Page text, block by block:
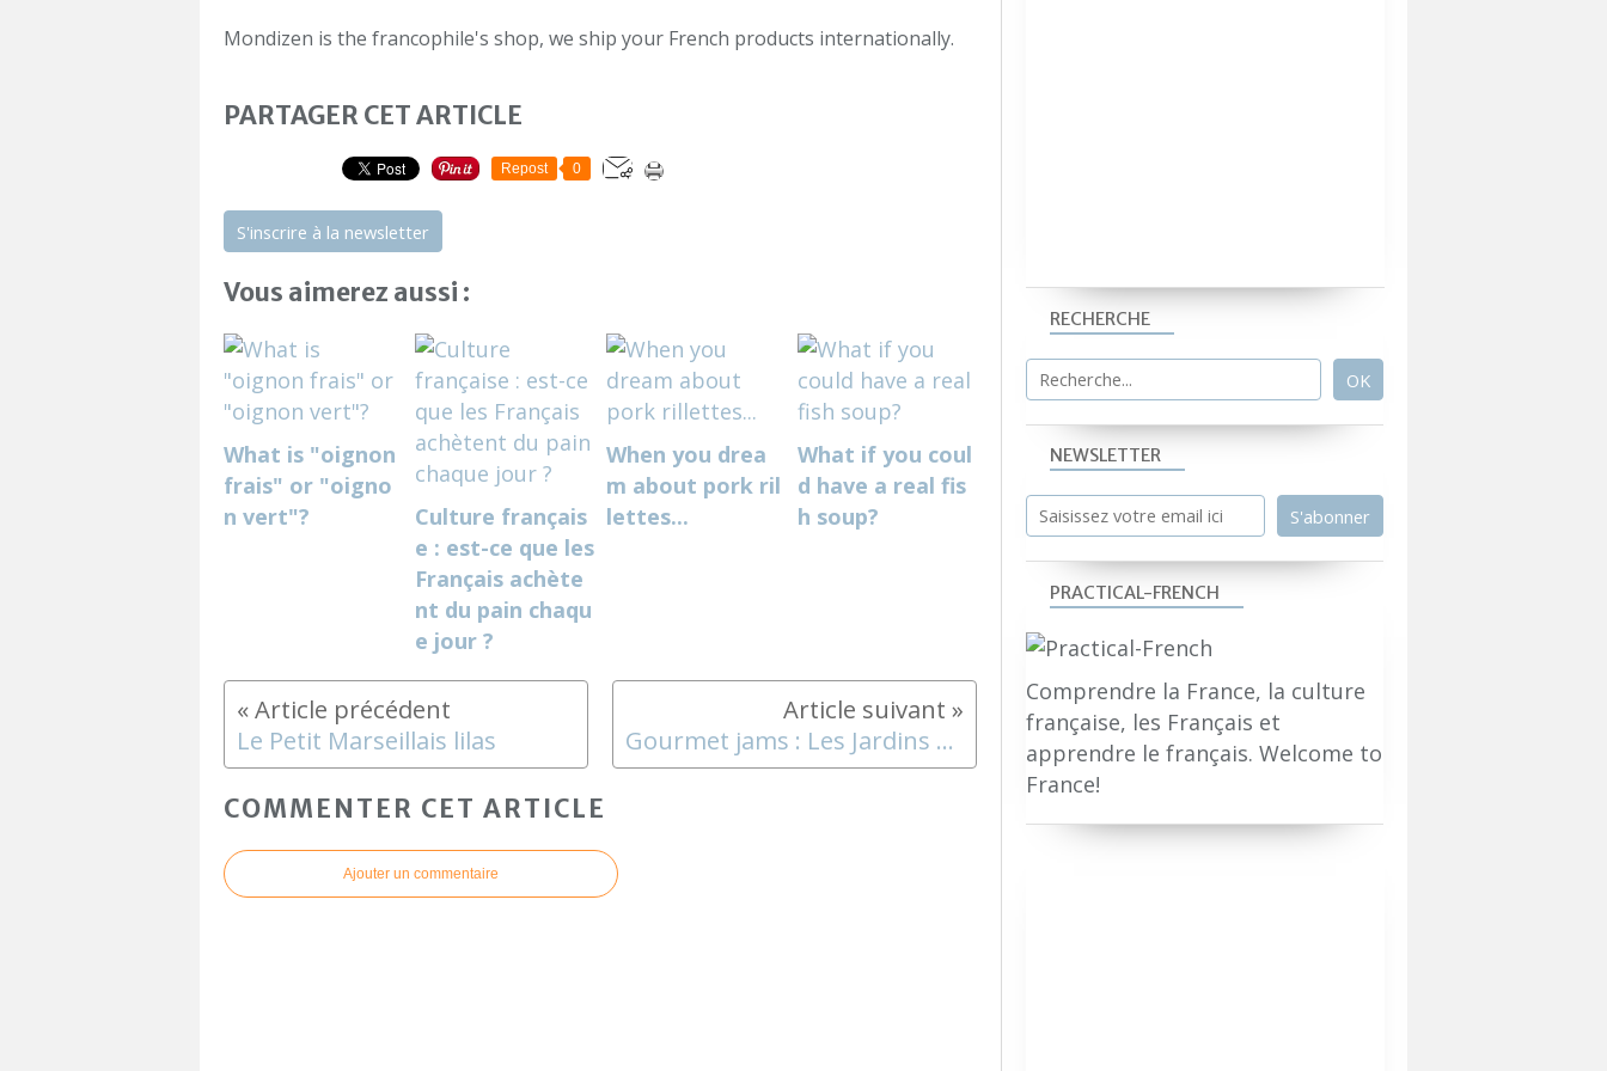
Mondizen is the francophile's shop, we ship your French products internationally.
PARTAGER CET ARTICLE
Repost 0
S'inscrire à la newsletter
Vous aimerez aussi :
What is "oignon
frais" or "oigno
n vert"?
Culture français
e : est-ce que les
Français achète
nt du pain chaqu
e jour ?
When you drea
m about pork ril
lettes...
What if you coul
d have a real fis
h soup?
Le Petit Marseillais lilas Gourmet jams : Les Jardins de Marie
COMMENTER CET ARTICLE
Ajouter un commentaire
NEWSLETTER
RECHERCHE
PRACTICAL-FRENCH
Comprendre la France, la culture
française, les Français et
apprendre le français. Welcome to
France!